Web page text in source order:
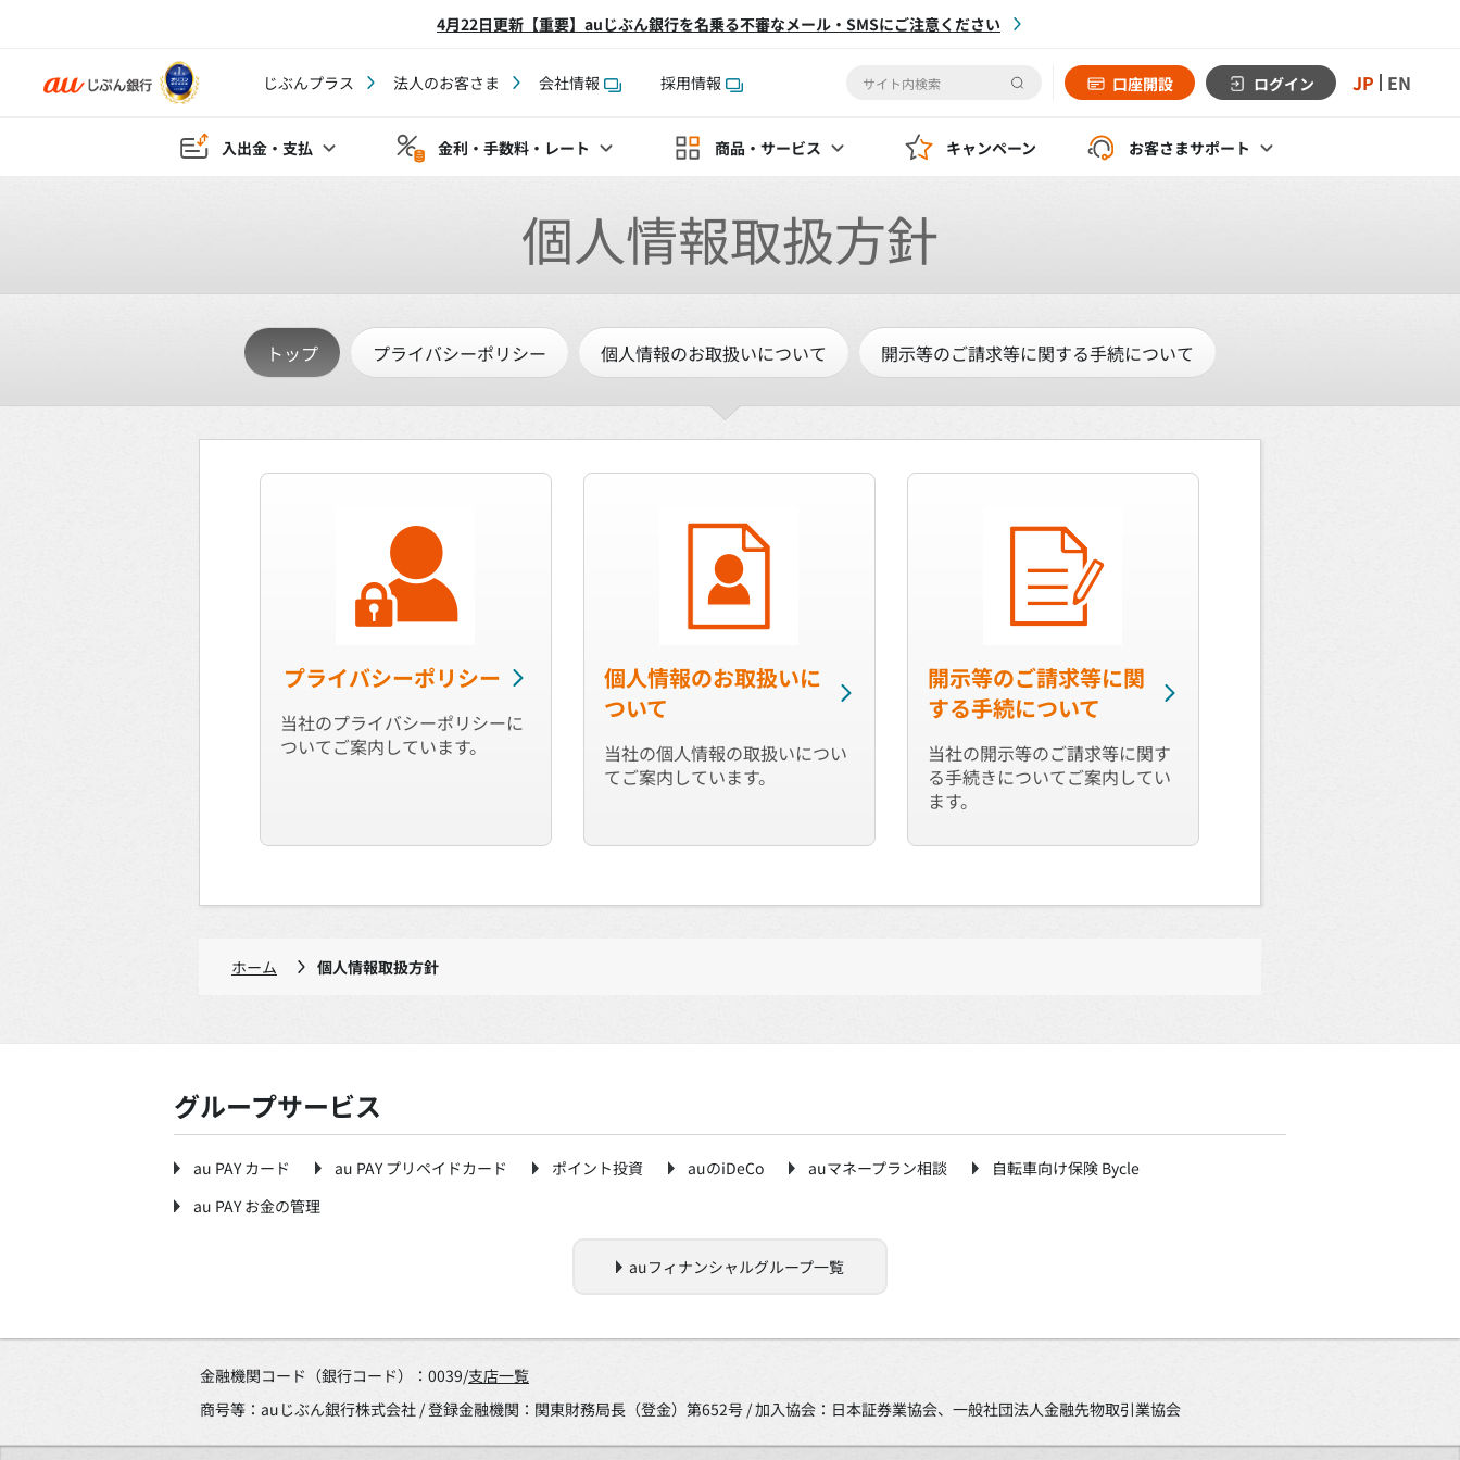
4月22日更新【重要】auじぶん銀行を名乗る不審なメール・SMSにご注意ください
じぶんプラス 法人のお客さま 会社情報 採用情報 口座開設 ログイン JP EN
入出金・支払 金利・手数料・レート 商品・サービス キャンペーン お客さまサポート
個人情報取扱方針
トップ プライバシーポリシー 個人情報のお取扱いについて 開示等のご請求等に関する手続について
プライバシーポリシー
当社のプライバシーポリシーに
ついてご案内しています。
個人情報のお取扱いに
ついて
当社の個人情報の取扱いについ
てご案内しています。
開示等のご請求等に関
する手続について
当社の開示等のご請求等に関す
る手続きについてご案内してい
ます。
ホーム 個人情報取扱方針
グループサービス
au PAY カード au PAY プリペイドカード ポイント投資 auのiDeCo auマネープラン相談
自転車向け保険 Bycle
au PAY お金の管理
auフィナンシャルグループ一覧
金融機関コード（銀行コード）：0039/支店一覧
商号等：auじぶん銀行株式会社 / 登録金融機関：関東財務局長（登金）第652号 / 加入協会：日本証券業協会、一般社団法人金融先物取引業協会